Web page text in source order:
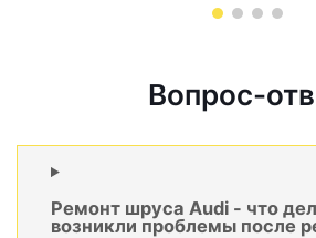
Вопрос-
Ремонт шруса Audi - что
возникли проблемы после